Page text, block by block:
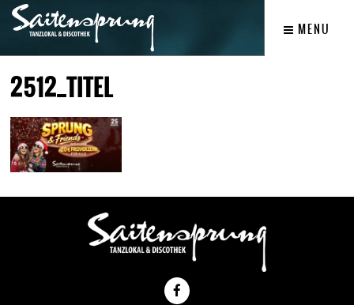
MENU
2512_TITEL